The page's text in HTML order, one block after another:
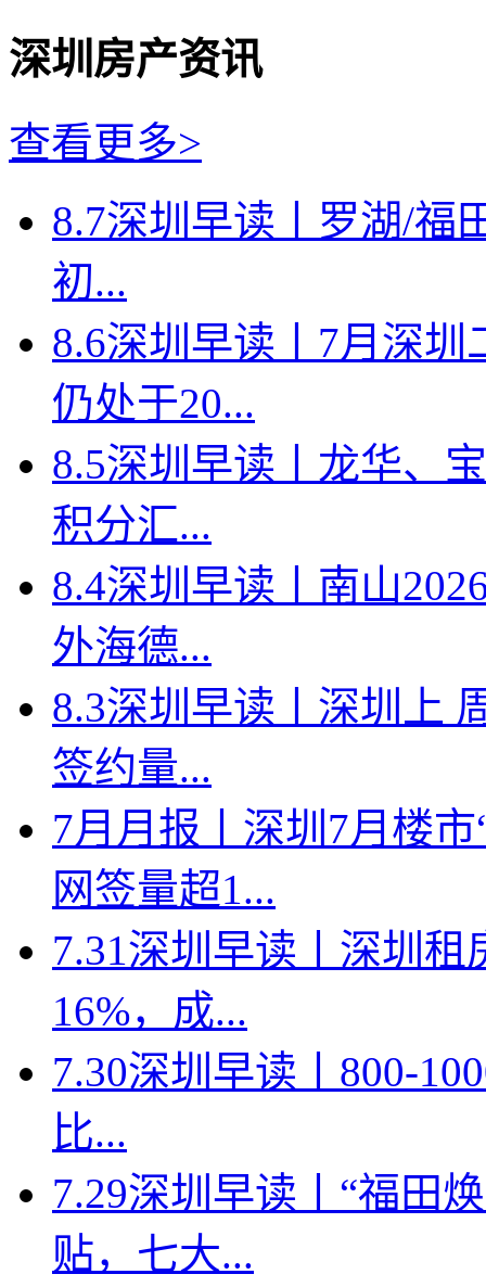
深圳房产资讯
查看更多>
8.7深圳早读丨罗湖/福
初...
8.6深圳早读丨7月深
仍处于20...
8.5深圳早读丨龙华、
积分汇...
8.4深圳早读丨南山
外海德...
8.3深圳早读丨深圳上
签约量...
7月月报丨深圳7月楼
网签量超1...
7.31深圳早读丨深圳
16%，成...
7.30深圳早读丨800-
比...
7.29深圳早读丨“福田
贴，七大...